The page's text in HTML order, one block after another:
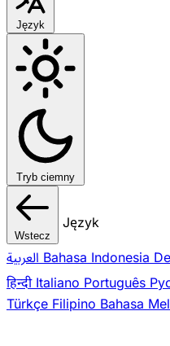
Język
Tryb ciemny
Wstecz
Język
Bahasa Indonesia
हिन्दी Italiano Português
Türkçe Filipino Bahasa